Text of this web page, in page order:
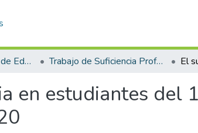
Escuela Profesional de Educación Primaria Trabajo de Suficiencia Profesional
en estudiantes del